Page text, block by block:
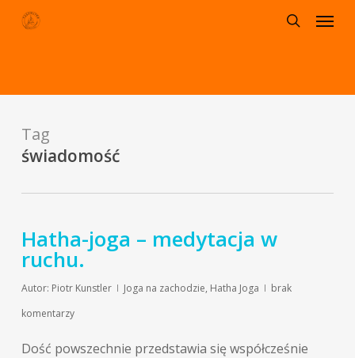
Skip
Menu
Tag
świadomość
Hatha-joga – medytacja w
ruchu.
Autor: Piotr Kunstler Joga na zachodzie, Hatha Joga
brak
komentarzy
Dość powszechnie przedstawia się współcześnie